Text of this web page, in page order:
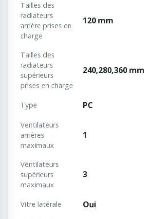
Tailles des
radiateurs
arrière prises en
charge
120 mm
Tailles des
radiateurs
supérieurs
prises en charge
240,280,360 mm
Type PC
Ventilateurs
arrières
maximaux
1
Ventilateurs
supérieurs
maximaux
3
Vitre latérale Oui